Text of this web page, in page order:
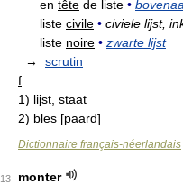
en tête de liste •
liste civile • civiele lijst,
liste noire • zwarte lijst
→ scrutin
f
1) lijst, staat
2) bles [paard]
Dictionnaire français-néerlandais
13 monter